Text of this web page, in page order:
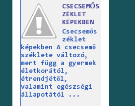
CSECSEMŐS
ZÉKLET
KÉPEKBEN
Csecsemős
zéklet
képekben A csecsemő
széklete változó,
mert függ a gyermek
életkorától,
étrendjétől,
valamint egészségi
állapotától ...